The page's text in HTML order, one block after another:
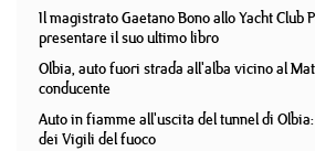
Il magistrato Gaetano Bono allo Yacht Club
presentare il suo ultimo libro
Olbia, auto fuori strada all'alba vicino al
conducente
Auto in fiamme all'uscita del tunnel di
dei Vigili del fuoco